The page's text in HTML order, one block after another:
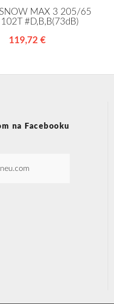
MAX 3 205/65
#D,B,B(73dB)
119,72 €
na Facebooku